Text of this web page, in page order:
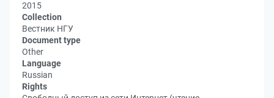
2015
Collection
Вестник НГУ
Document type
Other
Language
Russian
Rights